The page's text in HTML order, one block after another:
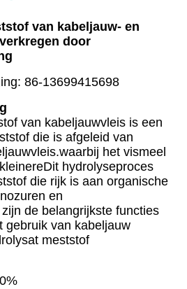
van kabeljauw- en
door
86-13699415698
van kabeljauwvleis is een
die is afgeleid van
het vismeel
hydrolyseproces
die rijk is aan organische
en
de belangrijkste functies
gebruik van kabeljauw
meststof